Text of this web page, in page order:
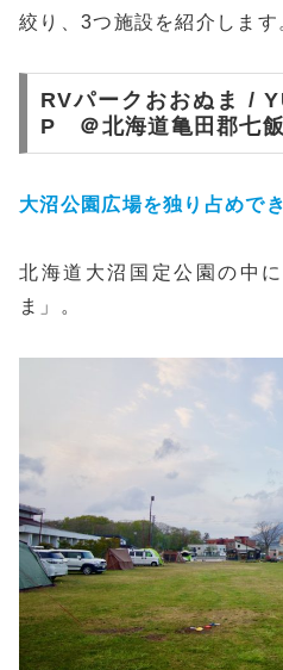
絞り、3つ施設を紹介します
RVパークおおぬま /
P ＠北海道亀田郡七飯
大沼公園広場を独り占めで
北海道大沼国定公園の中
ま」。